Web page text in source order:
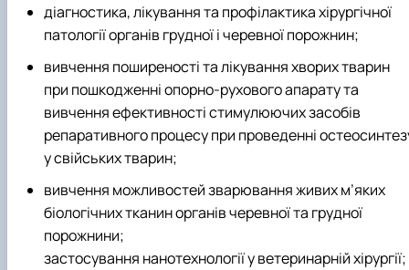
діагностика, лікування та профілактика хірургічної
патології органів грудної і черевної порожнин;
вивчення поширеності та лікування хворих тварин
при пошкодженні опорно-рухового апарату та
вивчення ефективності стимулюючих засобів
репаративного процесу при проведенні
у свійських тварин;
вивчення можливостей зварювання живих м’яких
біологічних тканин органів черевної та грудної
порожнини;
застосування нанотехнології у ветеринарній хірургії;